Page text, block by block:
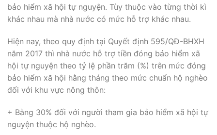
bảo hiểm xã hội tự nguyện. Tùy thuộc vào từng thời kì
khác nhau mà nhà nước có mức hỗ trợ khác nhau.
Hiện nay, theo quy định tại Quyết định 595/QĐ-BHXH
năm 2017 thì nhà nước hỗ trợ tiền đóng bảo hiểm xã
hội tự nguyện theo tỷ lệ phần trăm (%) trên mức đóng
bảo hiểm xã hội hằng tháng theo mức chuẩn hộ nghèo
đối với khu vực nông thôn:
+ Bằng 30% đối với người tham gia bảo hiểm xã hội tự
nguyện thuộc hộ nghèo.